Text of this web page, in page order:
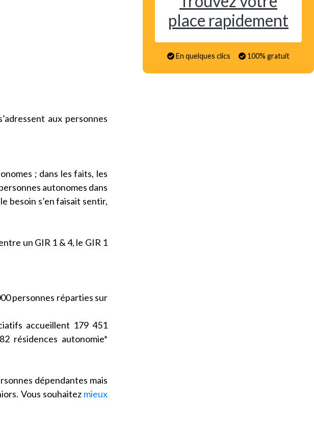
place rapidement
En quelques clics 100% gratuit
aux personnes
; dans les faits, les
autonomes dans
besoin s’en faisait sentir,
un GIR 1 & 4, le GIR 1
personnes réparties sur
accueillent 179 451
résidences autonomie*
dépendantes mais
Vous souhaitez mieux